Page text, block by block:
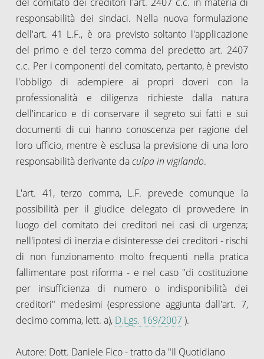
responsabilità dei sindaci. Nella nuova formulazione
dell'art. 41 L.F., è ora previsto soltanto l'applicazione
del primo e del terzo comma del predetto art. 2407
c.c. Per i componenti del comitato, pertanto, è previsto
l'obbligo di adempiere ai propri doveri con la
professionalità e diligenza richieste dalla natura
dell'incarico e di conservare il segreto sui fatti e sui
documenti di cui hanno conoscenza per ragione del
loro ufficio, mentre è esclusa la previsione di una loro
responsabilità derivante daculpa in vigilando.
L'art. 41, terzo comma, L.F. prevede comunque la
possibilità per il giudice delegato di provvedere in
luogo del comitato dei creditori nei casi di urgenza;
nell'ipotesi di inerzia e disinteresse dei creditori - rischi
di non funzionamento molto frequenti nella pratica
fallimentare post riforma - e nel caso "di costituzione
per insufficienza di numero o indisponibilità dei
creditori" medesimi (espressione aggiunta dall'art. 7,
decimo comma, lett. a), D.Lgs. 169/2007).
Autore: Dott. Daniele Fico - tratto da "Il Quotidiano